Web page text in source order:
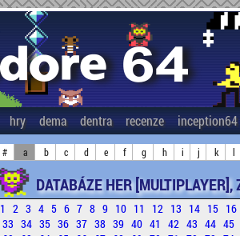
hry dema dentra recenze inception64
# a b c d e f g h i j k l
DATABÁZE HER
1 2 3 4 5 6 7 8 9 10 11 12 13 14 15 16
33 34 35 36 37 38 39 40 41 42 43 44 45